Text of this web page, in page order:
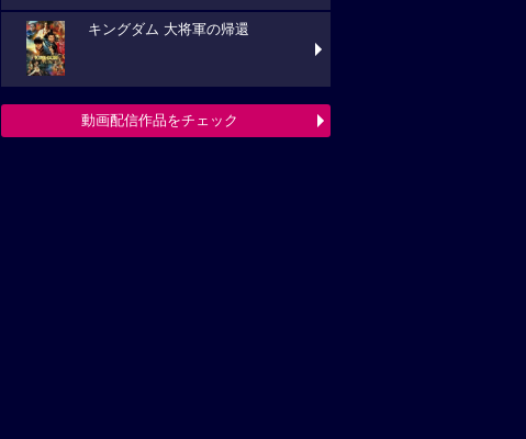
キングダム 大将軍の帰還
動画配信作品をチェック